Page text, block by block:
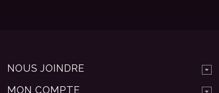
NOUS JOINDRE
MON COMPTE